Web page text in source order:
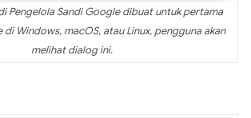
Pengelola Sandi Google dibuat untuk pertama
di Windows, macOS, atau Linux, pengguna akan
melihat dialog ini.